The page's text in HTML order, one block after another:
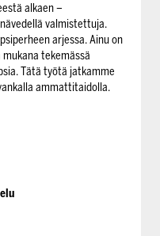
alkaen –
valmistettuja.
arjessa. Ainu on
tekemässä
Tätä työtä jatkamme
ammattitaidolla.